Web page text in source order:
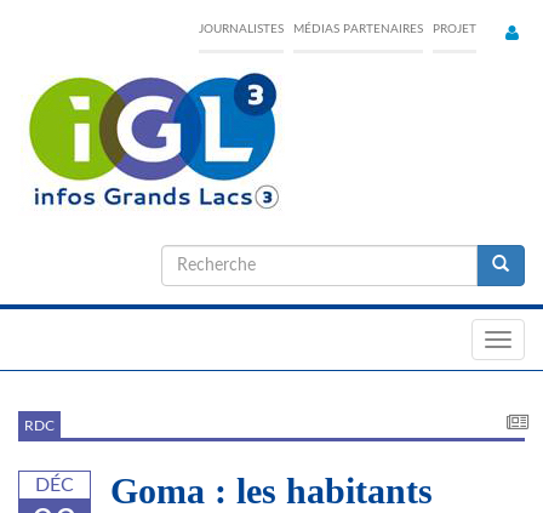
content
JOURNALISTES MÉDIAS PARTENAIRES PROJET
Formulaire
de
RDC
DÉC
Goma : les habitants